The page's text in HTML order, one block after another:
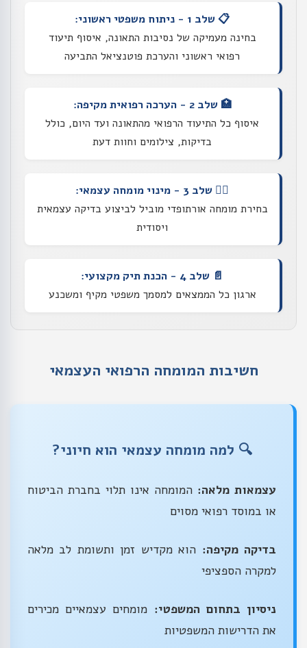
📋 שלב 1 - ניתוח משפטי ראשוני:
בחינה מעמיקה של נסיבות התאונה, איסוף תיעוד
רפואי ראשוני והערכת פוטנציאל התביעה
🏥 שלב 2 - הערכה רפואית מקיפה:
איסוף כל התיעוד הרפואי מהתאונה ועד היום, כולל
בדיקות, צילומים וחוות דעת
👨‍⚕️ שלב 3 - מינוי מומחה עצמאי:
בחירת מומחה אורתופדי מוביל לביצוע בדיקה עצמאית
ויסודית
📄 שלב 4 - הכנת תיק מקצועי:
ארגון כל הממצאים למסמך משפטי מקיף ומשכנע
חשיבות המומחה הרפואי העצמאי
🔍 למה מומחה עצמאי הוא חיוני?
עצמאות מלאה: המומחה אינו תלוי בחברת הביטוח
או במוסד רפואי מסוים
בדיקה מקיפה: הוא מקדיש זמן ותשומת לב מלאה
למקרה הספציפי
ניסיון בתחום המשפטי: מומחים עצמאיים מכירים
את הדרישות המשפטיות